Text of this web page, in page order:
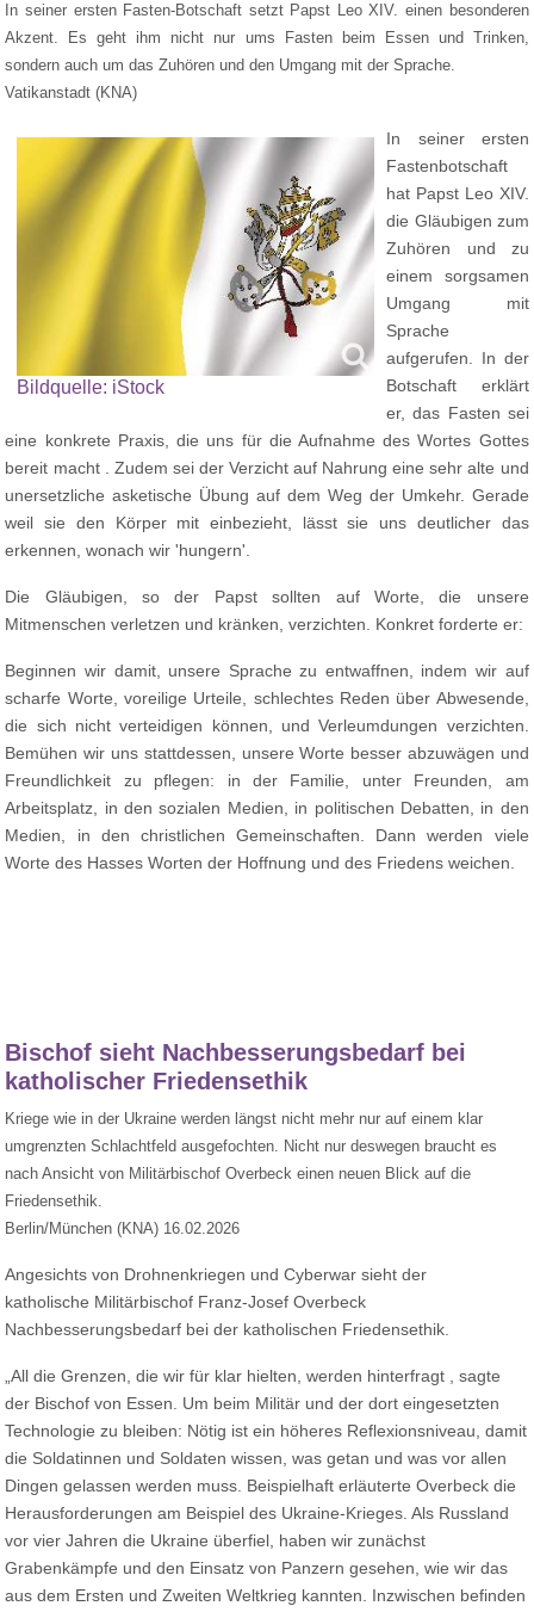
In seiner ersten Fasten-Botschaft setzt Papst Leo XIV. einen besonderen
Akzent. Es geht ihm nicht nur ums Fasten beim Essen und Trinken,
sondern auch um das Zuhören und den Umgang mit der Sprache.
Vatikanstadt (KNA)
Bildquelle: iStock
In seiner ersten
Fastenbotschaft
hat Papst Leo XIV.
die Gläubigen zum
Zuhören und zu
einem sorgsamen
Umgang mit
Sprache
aufgerufen. In der
Botschaft erklärt
er, das Fasten sei
eine konkrete Praxis, die uns für die Aufnahme des Wortes Gottes
bereit macht . Zudem sei der Verzicht auf Nahrung eine sehr alte und
unersetzliche asketische Übung auf dem Weg der Umkehr. Gerade
weil sie den Körper mit einbezieht, lässt sie uns deutlicher das
erkennen, wonach wir 'hungern'.
Die Gläubigen, so der Papst sollten auf Worte, die unsere
Mitmenschen verletzen und kränken, verzichten. Konkret forderte er:
Beginnen wir damit, unsere Sprache zu entwaffnen, indem wir auf
scharfe Worte, voreilige Urteile, schlechtes Reden über Abwesende,
die sich nicht verteidigen können, und Verleumdungen verzichten.
Bemühen wir uns stattdessen, unsere Worte besser abzuwägen und
Freundlichkeit zu pflegen: in der Familie, unter Freunden, am
Arbeitsplatz, in den sozialen Medien, in politischen Debatten, in den
Medien, in den christlichen Gemeinschaften. Dann werden viele
Worte des Hasses Worten der Hoffnung und des Friedens weichen.
Bischof sieht Nachbesserungsbedarf bei
katholischer Friedensethik
Kriege wie in der Ukraine werden längst nicht mehr nur auf einem klar
umgrenzten Schlachtfeld ausgefochten. Nicht nur deswegen braucht es
nach Ansicht von Militärbischof Overbeck einen neuen Blick auf die
Friedensethik.
Berlin/München (KNA) 16.02.2026
Angesichts von Drohnenkriegen und Cyberwar sieht der
katholische Militärbischof Franz-Josef Overbeck
Nachbesserungsbedarf bei der katholischen Friedensethik.
„All die Grenzen, die wir für klar hielten, werden hinterfragt , sagte
der Bischof von Essen. Um beim Militär und der dort eingesetzten
Technologie zu bleiben: Nötig ist ein höheres Reflexionsniveau, damit
die Soldatinnen und Soldaten wissen, was getan und was vor allen
Dingen gelassen werden muss. Beispielhaft erläuterte Overbeck die
Herausforderungen am Beispiel des Ukraine-Krieges. Als Russland
vor vier Jahren die Ukraine überfiel, haben wir zunächst
Grabenkämpfe und den Einsatz von Panzern gesehen, wie wir das
aus dem Ersten und Zweiten Weltkrieg kannten. Inzwischen befinden